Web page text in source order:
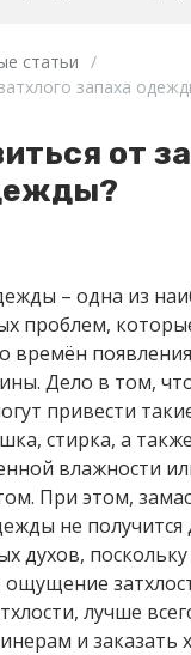
статьи /
запаха
от
– одна из
проблем,
времён
Дело в том,
привести
стирка, а
влажности
При этом,
не получится
духов,
ощущение
лучше
и заказать